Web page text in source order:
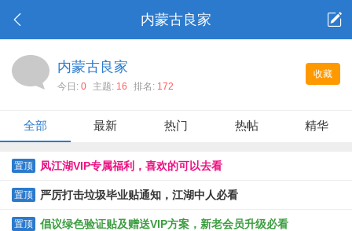
内蒙古良家
收藏
内蒙古良家
今日: 0 主题: 16 排名: 172
全部 最新 热门 热帖 精华
置顶 凤江湖VIP专属福利，喜欢的可以去看
置顶 严厉打击垃圾毕业贴通知，江湖中人必看
置顶 倡议绿色验证贴及赠送VIP方案，新老会员升级必看